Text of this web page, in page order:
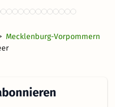
35 €
Mecklenburg-Vorpommern